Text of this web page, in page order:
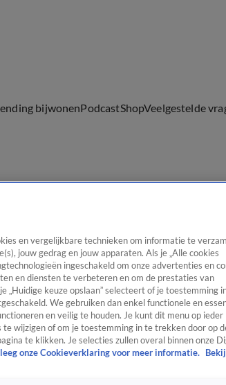
bijwonenPodcastShopVeelgestelde
en vergelijkbare technieken om informatie te
jouw gedrag en jouw apparaten. Als je „Alle cookies
ingeschakeld om onze advertenties en
en diensten te verbeteren en om de prestaties van
„Huidige keuze opslaan” selecteert of je toestemming
We gebruiken dan enkel functionele en
en veilig te houden. Je kunt dit menu op ieder
te wijzigen of om je toestemming in te trekken door op
te klikken. Je selecties zullen overal binnen onze
onze Cookieverklaring voor meer informatie.